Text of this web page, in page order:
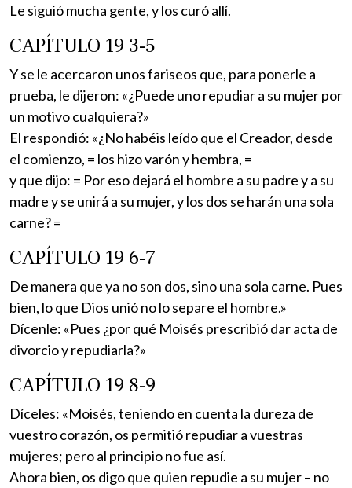
Le siguió mucha gente, y los curó allí.
CAPÍTULO 19 3-5
Y se le acercaron unos fariseos que, para ponerle a
prueba, le dijeron: «¿Puede uno repudiar a su mujer por
un motivo cualquiera?»
El respondió: «¿No habéis leído que el Creador, desde
el comienzo, = los hizo varón y hembra, =
y que dijo: = Por eso dejará el hombre a su padre y a su
madre y se unirá a su mujer, y los dos se harán una sola
carne? =
CAPÍTULO 19 6-7
De manera que ya no son dos, sino una sola carne. Pues
bien, lo que Dios unió no lo separe el hombre.»
Dícenle: «Pues ¿por qué Moisés prescribió dar acta de
divorcio y repudiarla?»
CAPÍTULO 19 8-9
Díceles: «Moisés, teniendo en cuenta la dureza de
vuestro corazón, os permitió repudiar a vuestras
mujeres; pero al principio no fue así.
Ahora bien, os digo que quien repudie a su mujer – no